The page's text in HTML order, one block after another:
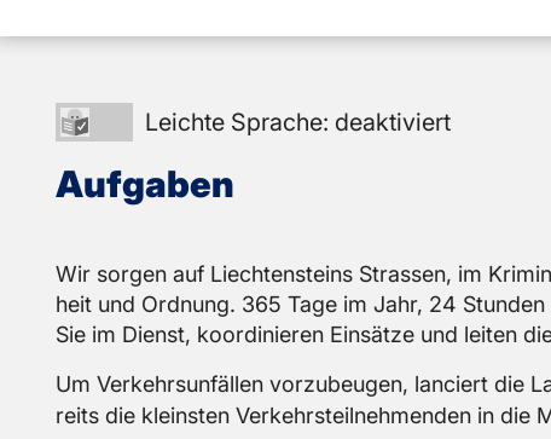
Leichte
Sprache:
deaktiviert
Leichte Sprache: deaktiviert
Auf­ga­ben
Wir sor­gen auf Liech­ten­steins Stras­sen, im
heit und Ord­nung. 365 Tage im Jahr, 24
Sie im Dienst, ko­or­di­nie­ren Ein­sät­ze und lei­ten
Um Ver­kehrs­un­fäl­len vor­zu­beu­gen, lan­ciert die
reits die kleins­ten Ver­kehrs­teil­neh­men­den in die